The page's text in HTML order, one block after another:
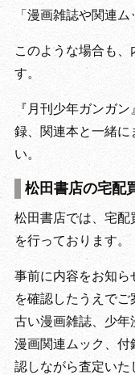
「漫画雑誌や関連
このような場合も、
す。
『月刊少年ガンガ
録、関連本と一緒に
い。
松田書店の宅配
松田書店では、宅配
を行っております。
事前に内容をお知ら
を確認したうえでご
古い漫画雑誌、少年
漫画関連ムック、付
認しながら査定いた